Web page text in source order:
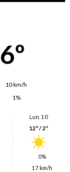
6º
10 km/h
1%
Lun. 10
12º / 2º
0%
17 km/h